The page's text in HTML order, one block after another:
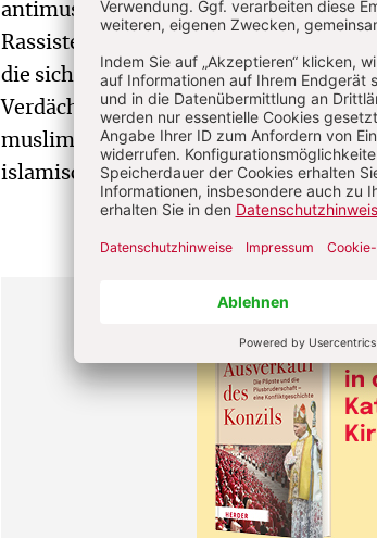
antimuslimischen Rassismus in „eine
Rassisten und deren Netzwerken
die sich energisch gegen solche
Verdächtigungen, ja Denunziationen
muslimische Psychologe Ahmad
islamische Reformtheologe